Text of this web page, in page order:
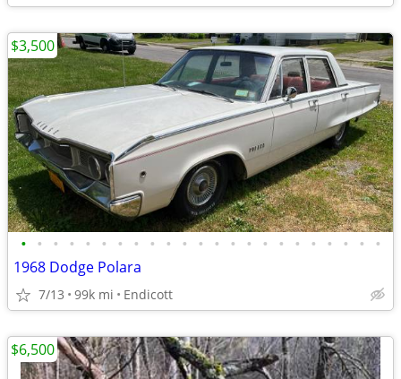
• • • • • • • • • • • • • • • • • • • • • • •
1968 Dodge Polara
7/13 99k mi Endicott
$3,500
$6,500